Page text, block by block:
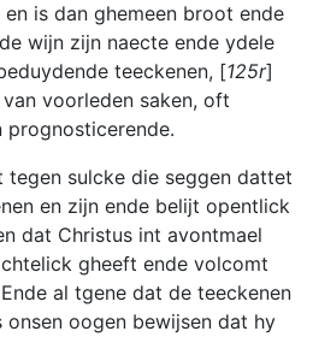
is dan ghemeen broot ende
wijn zijn naecte ende ydele
teeckenen, [125r]
voorleden saken, oft
prognosticerende.
tegen sulcke die seggen dattet
en zijn ende belijt opentlick
dat Christus int avontmael
gheeft ende volcomt
al tgene dat de teeckenen
onsen oogen bewijsen dat hy